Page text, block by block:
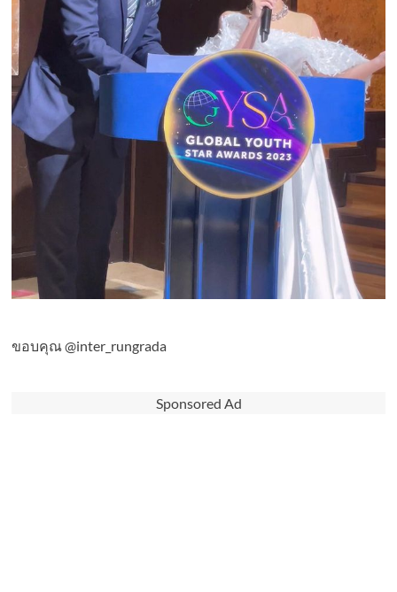
ขอบคุณ @inter_rungrada
Sponsored Ad